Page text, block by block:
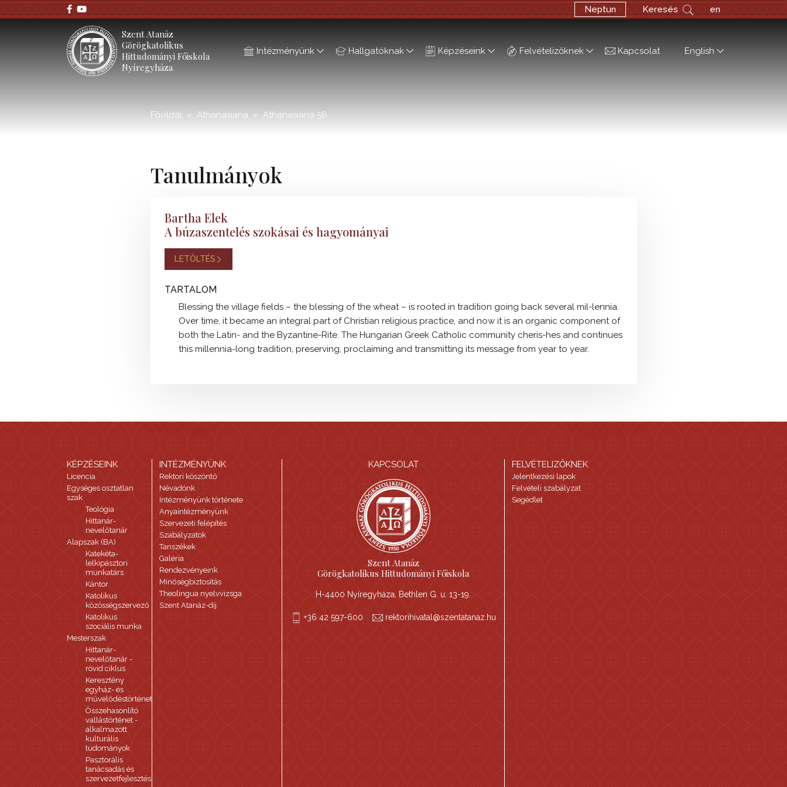
; Neptun Keresés en
Szent Atanáz
Görögkatolikus
Hittudományi Főiskola
Nyíregyháza
Intézményünk Hallgatóknak Képzéseink Felvételizőknek Kapcsolat English
Főoldal Athanasiana Athanasiana 56
Tanulmányok
Bartha Elek
A búzaszentelés szokásai és hagyományai
LETÖLTÉS
TARTALOM
Blessing the village fields – the blessing of the wheat – is rooted in tradition going back several mil-lennia.
Over time, it became an integral part of Christian religious practice, and now it is an organic component of
both the Latin- and the Byzantine-Rite. The Hungarian Greek Catholic community cheris-hes and continues
this millennia-long tradition, preserving, proclaiming and transmitting its message from year to year.
KAPCSOLAT
Szent Atanáz
Görögkatolikus Hittudományi Főiskola
H-4400 Nyíregyháza, Bethlen G. u. 13-19.
+36 42 597-600 rektorihivatal@szentatanaz.hu
KÉPZÉSEINK
Licencia
Egységes osztatlan
szak
Teológia
Hittanár-
nevelőtanár
Alapszak (BA)
Katekéta-
lelkipásztori
munkatárs
Kántor
Katolikus
közösségszervező
Katolikus
szociális munka
Mesterszak
Hittanár-
nevelőtanár -
rövid ciklus
Keresztény
egyház- és
művelődéstörténet
Összehasonlító
vallástörténet -
alkalmazott
kulturális
tudományok
Pasztorális
tanácsadás és
szervezetfejlesztés
INTÉZMÉNYÜNK
Rektori köszöntő
Névadónk
Intézményünk története
Anyaintézményünk
Szervezeti felépítés
Szabályzatok
Tanszékek
Galéria
Rendezvényeink
Minőségbiztosítás
Theolingua nyelvvizsga
Szent Atanáz-díj
FELVÉTELIZŐKNEK
Jelentkezési lapok
Felvételi szabályzat
Segédlet